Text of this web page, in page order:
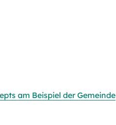
am Beispiel der Gemeinde